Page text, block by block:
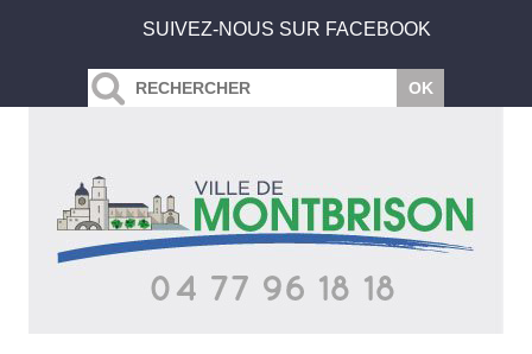
SUIVEZ-NOUS SUR FACEBOOK